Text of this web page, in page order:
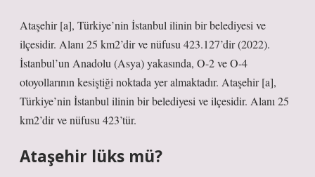
Ataşehir [a], Türkiye’nin İstanbul ilinin bir belediyesi ve
ilçesidir. Alanı 25 km2’dir ve nüfusu 423.127’dir (2022).
İstanbul’un Anadolu (Asya) yakasında, O-2 ve O-4
otoyollarının kesiştiği noktada yer almaktadır. Ataşehir [a],
Türkiye’nin İstanbul ilinin bir belediyesi ve ilçesidir. Alanı 25
km2’dir ve nüfusu 423’tür.
Ataşehir lüks mü?